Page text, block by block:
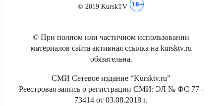
© 2019 KurskTV
© При полном или частичном использовании
материалов сайта активная ссылка на kursktv.ru
обязательна.
СМИ Сетевое издание “Kursktv.ru”
Реестровая запись о регистрации СМИ: ЭЛ № ФС 77 -
73414 от 03.08.2018 г.